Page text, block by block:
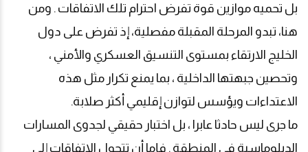
بل تحميه موازين قوة تفرض احترام تلك الاتفاقات . ومن
هنا، تبدو المرحلة المقبلة مفصلية، إذ تفرض على دول
الخليج الارتقاء بمستوى التنسيق العسكري والأمني ،
وتحصين جبهتها الداخلية ، بما يمنع تكرار مثل هذه
الاعتداءات ويؤسس لتوازن إقليمي أكثر صلابة.
ما جرى ليس حادثا عابرا ، بل اختبار حقيقي لجدوى المسارات
الدبلوماسية في المنطقة . فإما أن تتحول الاتفاقات إلى